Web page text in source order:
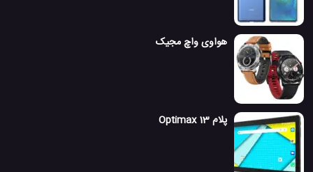
هواوی واچ مجیک
پلام Optimax 13